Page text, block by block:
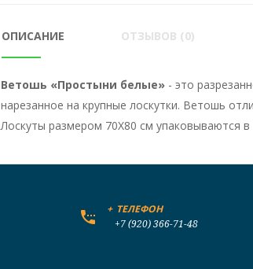
ОПИСАНИЕ ОТЗЫВОВ (0)
Ветошь «Простыни белые» - это
нарезанное на крупные лоскутки. Ветошь
Лоскуты размером 70Х80 см упаковываются в
+ ТЕЛЕФОН
+7 (920) 366-71-48